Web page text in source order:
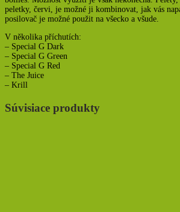
peletky, červi, je možné ji kombinovat, jak vás
posilovač je možné použit na všecko a všude.
V několika příchutích:
– Special G Dark
– Special G Green
– Special G Red
– The Juice
– Krill
Súvisiace produkty